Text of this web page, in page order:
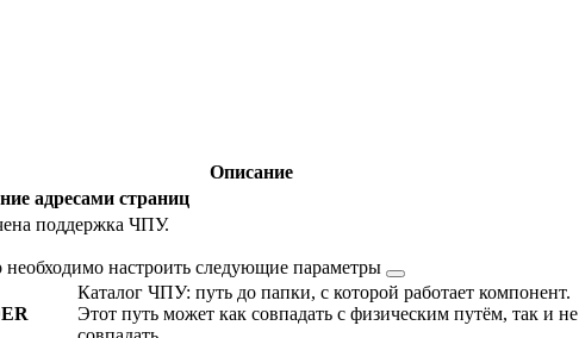
Описание
адресами страниц
поддержка ЧПУ.
необходимо настроить следующие параметры
Каталог ЧПУ: путь до папки, с которой работает компонент.
Этот путь может как совпадать с физическим путём, так и не